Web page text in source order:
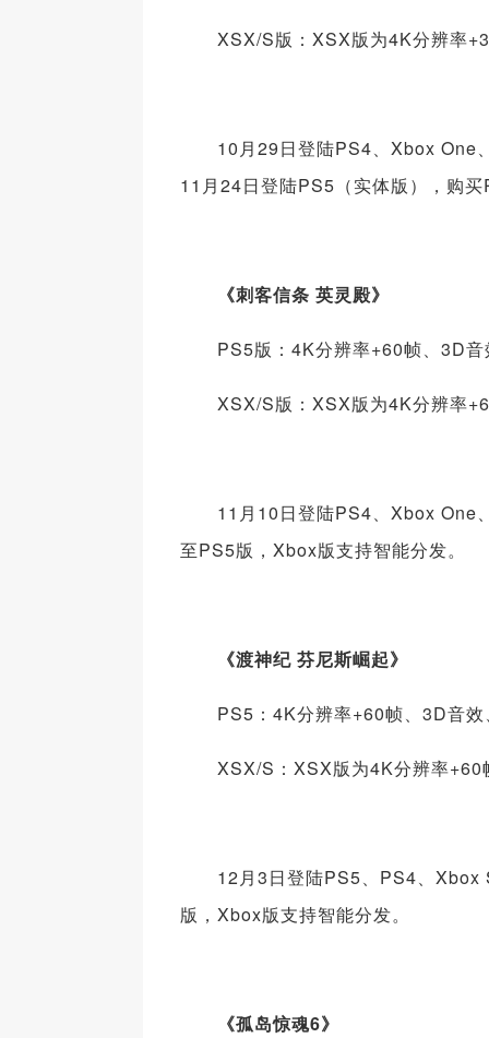
XSX/S版：XSX版为4K分辨率
10月29日登陆PS4、Xbox One
11月24日登陆PS5（实体版），购
《刺客信条 英灵殿》
PS5版：4K分辨率+60帧、3D音
XSX/S版：XSX版为4K分辨率
11月10日登陆PS4、Xbox One
至PS5版，Xbox版支持智能分发。
《渡神纪 芬尼斯崛起》
PS5：4K分辨率+60帧、3D音效
XSX/S：XSX版为4K分辨率+60
12月3日登陆PS5、PS4、Xbox
版，Xbox版支持智能分发。
《孤岛惊魂6》